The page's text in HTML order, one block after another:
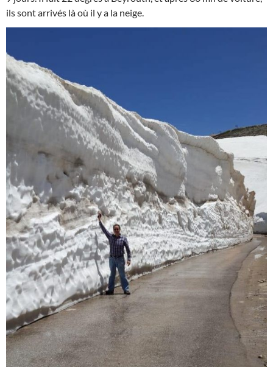
ils sont arrivés là où il y a la neige.